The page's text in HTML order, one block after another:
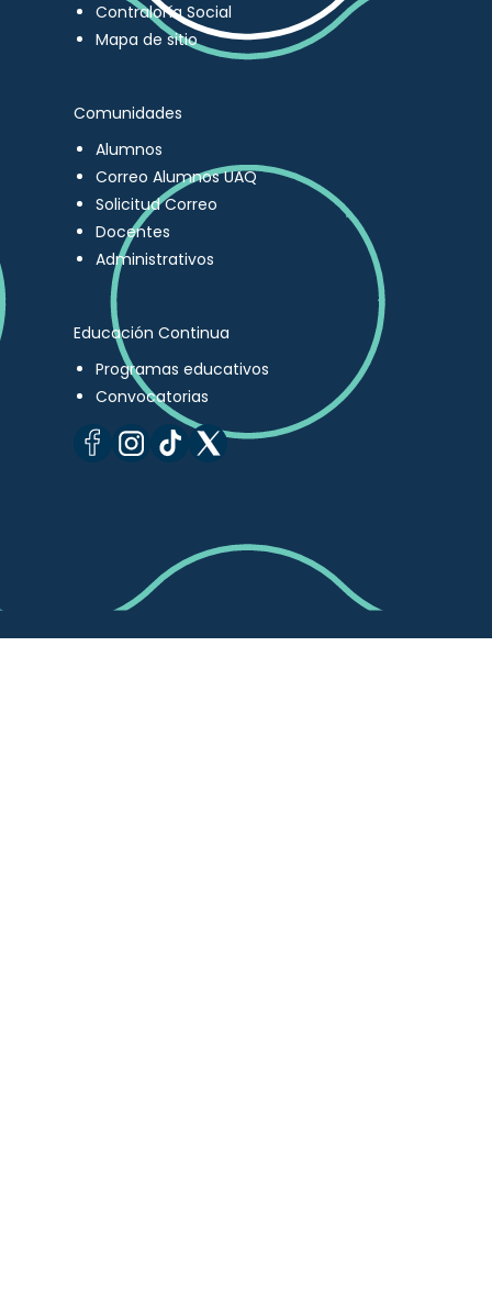
Contraloría Social
Mapa de sitio
Comunidades
Alumnos
Correo Alumnos UAQ
Solicitud Correo
Docentes
Administrativos
Educación Continua
Programas educativos
Convocatorias